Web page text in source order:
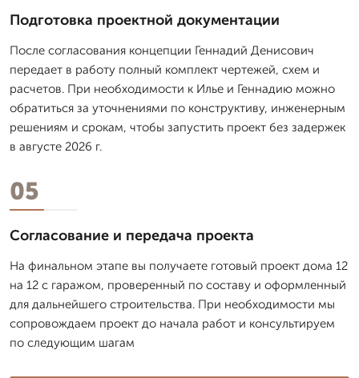
Подготовка проектной документации
После согласования концепции Геннадий Денисович
передает в работу полный комплект чертежей, схем и
расчетов. При необходимости к Илье и Геннадию можно
обратиться за уточнениями по конструктиву, инженерным
решениям и срокам, чтобы запустить проект без задержек
в августе 2026 г.
05
Согласование и передача проекта
На финальном этапе вы получаете готовый проект дома 12
на 12 с гаражом, проверенный по составу и оформленный
для дальнейшего строительства. При необходимости мы
сопровождаем проект до начала работ и консультируем
по следующим шагам